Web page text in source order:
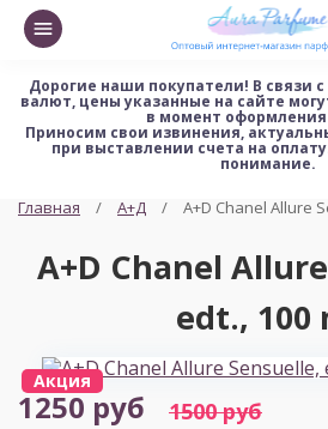
Дорогие наши покупатели! В связи
валют, цены указанные на сайте
в момент оформления
Приносим свои извинения,
при выставлении счета на
понимание.
Главная А+Д A+D Chanel Allure
A+D Chanel
edt., 100
Акция
1250 руб 1500 руб